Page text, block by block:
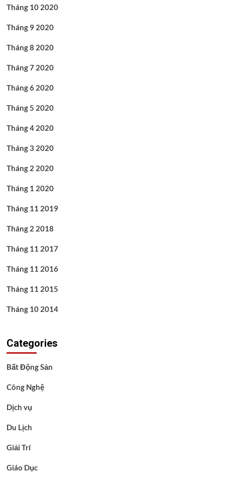
Tháng 10 2020
Tháng 9 2020
Tháng 8 2020
Tháng 7 2020
Tháng 6 2020
Tháng 5 2020
Tháng 4 2020
Tháng 3 2020
Tháng 2 2020
Tháng 1 2020
Tháng 11 2019
Tháng 2 2018
Tháng 11 2017
Tháng 11 2016
Tháng 11 2015
Tháng 10 2014
Categories
Bất Động Sản
Công Nghệ
Dịch vụ
Du Lịch
Giải Trí
Giáo Dục